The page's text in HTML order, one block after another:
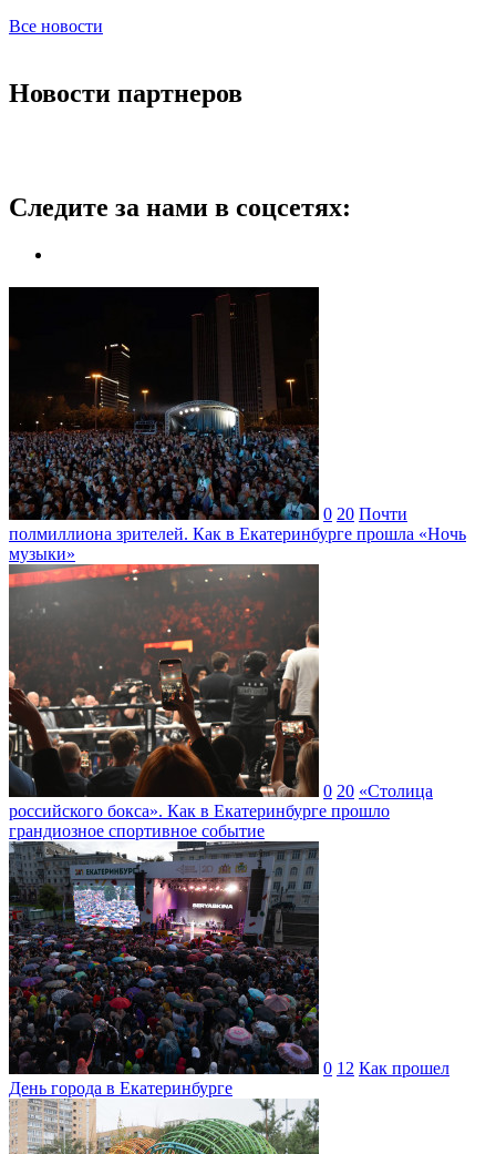
Все новости
Новости партнеров
Следите за нами в соцсетях:
0 20 Почти
полмиллиона зрителей. Как в Екатеринбурге прошла «Ночь
музыки»
0 20 «Столица
российского бокса». Как в Екатеринбурге прошло
грандиозное спортивное событие
0 12 Как прошел
День города в Екатеринбурге